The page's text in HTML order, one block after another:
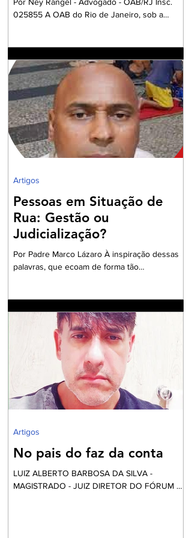
025855 A OAB do Rio de Janeiro, sob a
Comissões formadas por Advogados e
Advogadas com a missão de trabalharem com
a Garantia Constitucional inscrita no art. 133 da
nossa Carta Política de 1988, realizando um
grandioso Projeto de Participação da Ordem
dos Advogados na preparação dos
profissionais da Advocacia para aperfe
Pessoas em Situação de
Rua: Gestão ou
Judicialização?
Por Padre Marco Lázaro À inspiração dessas
palavras, que ecoam de forma tão
debate eleitoral , impõe que seja aberto um
exaustivo debate sobre a parcela tão
necessitada de assistência e visibilidade
quanto às pessoas das comunidades
periféricas que vivem assoladas pela violência
e ineficiente assistência à saúde, frequente
falta de água e sob péssim
Artigos
No pais do faz da conta
LUIZ ALBERTO BARBOSA DA SILVA -
MAGISTRADO - JUIZ DIRETOR DO FÓRUM DE
Artigos